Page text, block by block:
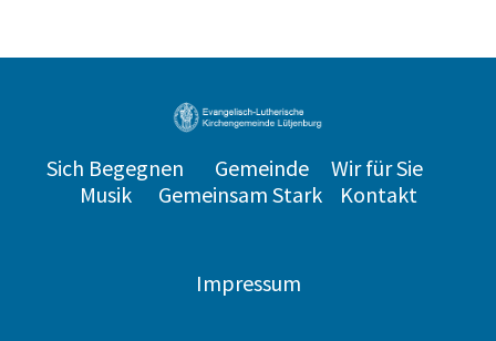
Sich Begegnen Gemeinde
Wir für Sie
Musik
Gemeinsam Stark Kontakt
Impressum